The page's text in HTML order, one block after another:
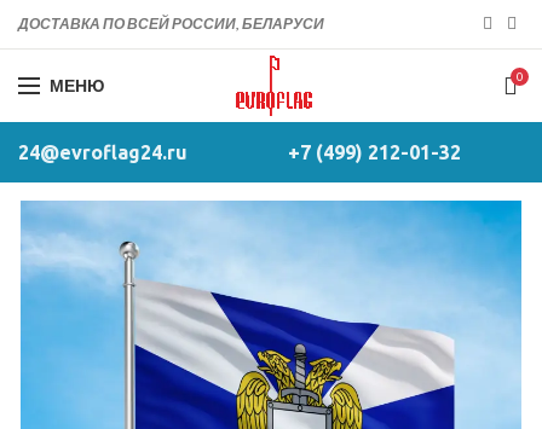
ДОСТАВКА ПО ВСЕЙ РОССИИ, БЕЛАРУСИ
МЕНЮ 0
24@evroflag24.ru +7 (499) 212-01-32